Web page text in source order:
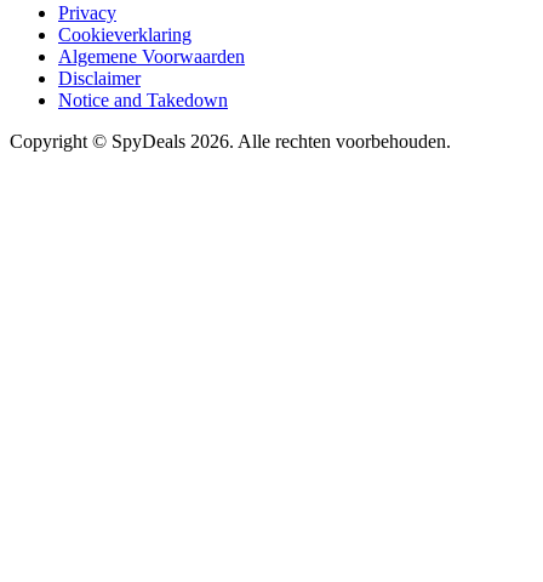
Privacy
Cookieverklaring
Algemene Voorwaarden
Disclaimer
Notice and Takedown
Copyright © SpyDeals 2026. Alle rechten voorbehouden.